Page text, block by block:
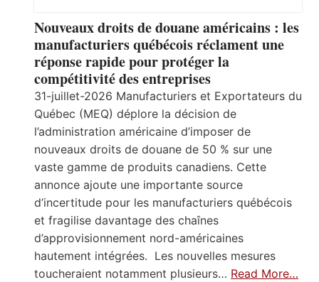
Nouveaux droits de douane américains : les
manufacturiers québécois réclament une
réponse rapide pour protéger la
compétitivité des entreprises
31-juillet-2026 Manufacturiers et Exportateurs du
Québec (MEQ) déplore la décision de
l’administration américaine d’imposer de
nouveaux droits de douane de 50 % sur une
vaste gamme de produits canadiens. Cette
annonce ajoute une importante source
d’incertitude pour les manufacturiers québécois
et fragilise davantage des chaînes
d’approvisionnement nord-américaines
hautement intégrées. Les nouvelles mesures
toucheraient notamment plusieurs… Read More…